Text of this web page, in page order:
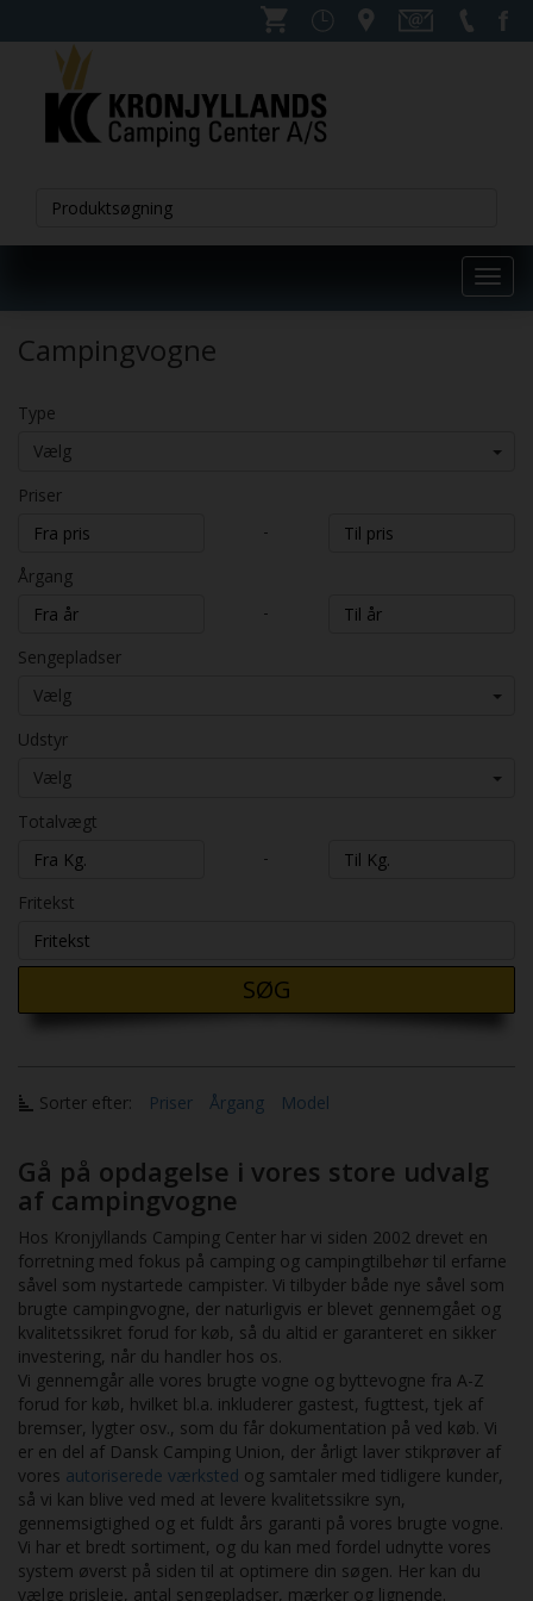
Campingvogne
Type
Vælg
Priser
-
Årgang
-
Sengepladser
Vælg
Udstyr
Vælg
Totalvægt
-
Fritekst
SØG
Sorter efter: Priser Årgang Model
Gå på opdagelse i vores store udvalg
af campingvogne
Hos Kronjyllands Camping Center har vi siden 2002 drevet en
forretning med fokus på camping og campingtilbehør til erfarne
såvel som nystartede campister. Vi tilbyder både nye såvel som
brugte campingvogne, der naturligvis er blevet gennemgået og
kvalitetssikret forud for køb, så du altid er garanteret en sikker
investering, når du handler hos os.
Vi gennemgår alle vores brugte vogne og byttevogne fra A-Z
forud for køb, hvilket bl.a. inkluderer gastest, fugttest, tjek af
bremser, lygter osv., som du får dokumentation på ved køb. Vi
er en del af Dansk Camping Union, der årligt laver stikprøver af
vores autoriserede værksted og samtaler med tidligere kunder,
så vi kan blive ved med at levere kvalitetssikre syn,
gennemsigtighed og et fuldt års garanti på vores brugte vogne.
Vi har et bredt sortiment, og du kan med fordel udnytte vores
system øverst på siden til at optimere din søgen. Her kan du
vælge prisleje, antal sengepladser, mærker og lignende.